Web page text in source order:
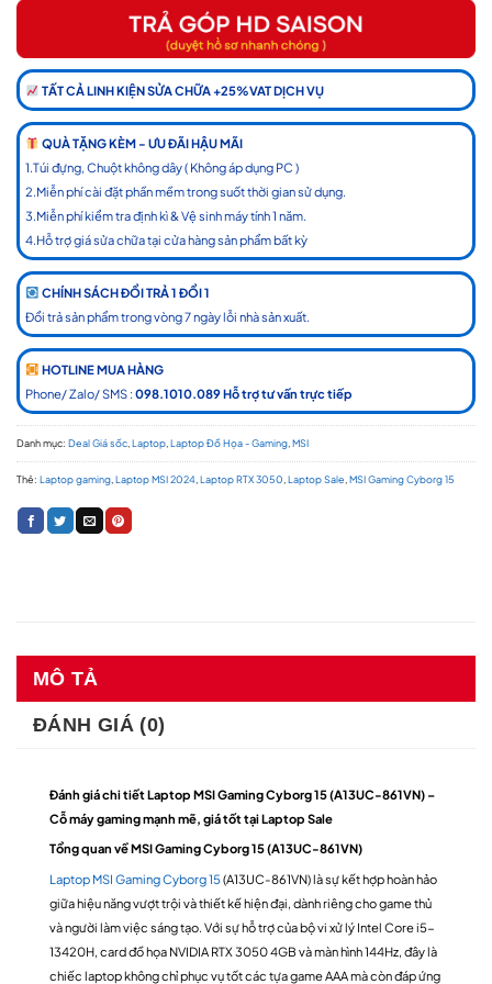
TẤT CẢ LINH KIỆN SỬA CHỮA +25%VAT DỊCH VỤ
QUÀ TẶNG KÈM - ƯU ĐÃI HẬU MÃI
1.Túi đựng, Chuột không dây ( Không áp dụng PC )
2.Miễn phí cài đặt phần mềm trong suốt thời gian sử dụng.
3.Miễn phí kiểm tra định kì & Vệ sinh máy tính 1 năm.
4.Hỗ trợ giá sửa chữa tại cửa hàng sản phẩm bất kỳ
CHÍNH SÁCH ĐỔI TRẢ 1 ĐỔI 1
Đổi trả sản phẩm trong vòng 7 ngày lỗi nhà sản xuất.
HOTLINE MUA HÀNG
Phone/ Zalo/ SMS : 098.1010.089 Hỗ trợ tư vấn trực tiếp
Danh mục: Deal Giá sốc, Laptop, Laptop Đồ Họa - Gaming, MSI
Thẻ: Laptop gaming, Laptop MSI 2024, Laptop RTX 3050, Laptop Sale, MSI Gaming Cyborg 15
MÔ TẢ
ĐÁNH GIÁ (0)
Đánh giá chi tiết Laptop MSI Gaming Cyborg 15 (A13UC-861VN) –
Cỗ máy gaming mạnh mẽ, giá tốt tại Laptop Sale
Tổng quan về MSI Gaming Cyborg 15 (A13UC-861VN)
Laptop MSI Gaming Cyborg 15(A13UC-861VN) là sự kết hợp hoàn hảo
giữa hiệu năng vượt trội và thiết kế hiện đại, dành riêng cho game thủ
và người làm việc sáng tạo. Với sự hỗ trợ của bộ vi xử lý Intel Core i5-
13420H, card đồ họa NVIDIA RTX 3050 4GB và màn hình 144Hz, đây là
chiếc laptop không chỉ phục vụ tốt các tựa game AAA mà còn đáp ứng